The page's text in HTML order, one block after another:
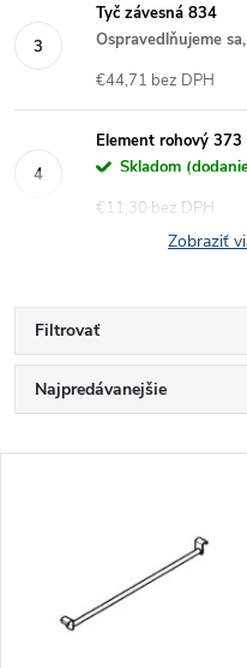
Tyč závesná 834
Ospravedlňujeme
€44,71 bez DPH
Element rohový 373
Skladom
€11,30 bez DPH
Zobraziť
Filtrovať
R
a
Najpredávanejšie